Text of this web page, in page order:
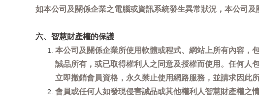
如本公司及關係企業之電腦或資訊系統發生異常狀況，本公司
六、智慧財產權的保護
本公司及關係企業所使用軟體或程式、網站上所有內容，
誠品所有，或已取得權利人之同意及授權而使用。任何人
立即撤銷會員資格，永久禁止使用網路服務，並請求因此
會員或任何人如發現侵害誠品或其他權利人智慧財產權之